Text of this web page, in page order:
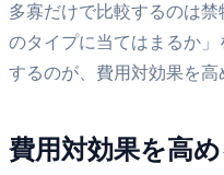
多寡だけで比較するのは
のタイプに当てはまるか
するのが、費用対効果を高
費用対効果を高